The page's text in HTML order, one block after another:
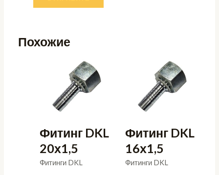
Похожие
Фитинг DKL
20х1,5
Фитинги DKL
Фитинг DKL
16х1,5
Фитинги DKL